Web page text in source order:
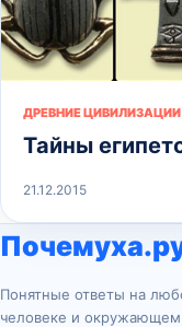
ДРЕВНИЕ ЦИВИЛИЗАЦИИ
Тайны
21.12.2015
Понятные ответы на
человеке и